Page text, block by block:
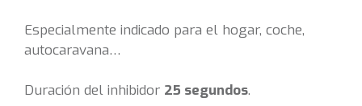
Especialmente indicado para el hogar, coche,
autocaravana…
Duración del inhibidor 25 segundos.